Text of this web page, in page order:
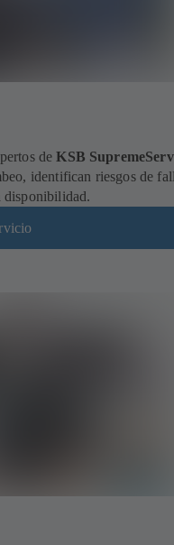
deKSB SupremeServ
identifican riesgos de
disponibilidad.